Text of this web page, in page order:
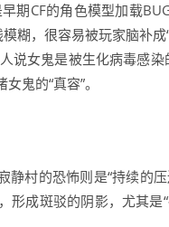
期CF的角色模型加载
糊，很容易被玩家脑补
女鬼是被生化病毒感染
鬼的“真容”。
静村的恐怖则是“持续的
形成斑驳的阴影，尤其是